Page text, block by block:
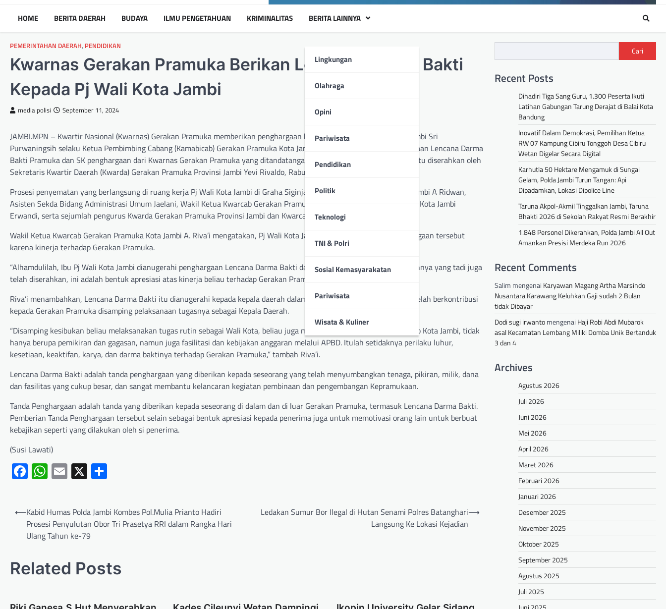
HOME BERITA DAERAH BUDAYA ILMU PENGETAHUAN KRIMINALITAS BERITA LAINNYA
Lingkungan
Olahraga
Opini
Pariwisata
Pendidikan
Politik
Teknologi
TNI & Polri
Sosial Kemasyarakatan
Pariwisata
Wisata & Kuliner
PEMERINTAHAN DAERAH, PENDIDIKAN
Kwarnas Gerakan Pramuka Berikan Lencana Darma Bakti
Kepada Pj Wali Kota Jambi
media polisi September 11, 2024
JAMBI.MPN – Kwartir Nasional (Kwarnas) Gerakan Pramuka memberikan penghargaan kepada Penjabat (Pj) Wali Kota Jambi Sri
Purwaningsih selaku Ketua Pembimbing Cabang (Kamabicab) Gerakan Pramuka Kota Jambi. Penyematan tanda penghargaan Lencana Darma
Bakti Pramuka dan SK penghargaan dari Kwarnas Gerakan Pramuka yang ditandatangani oleh Ka Kwarnas Budi Waseso itu diserahkan oleh
Sekretaris Kwartir Daerah (Kwarda) Gerakan Pramuka Provinsi Jambi Yevi Rivaldo, Rabu (11/09/2024).
Prosesi penyematan yang berlangsung di ruang kerja Pj Wali Kota Jambi di Graha Siginjai itu, turut dihadiri Sekda Kota Jambi A Ridwan,
Asisten Sekda Bidang Administrasi Umum Jaelani, Wakil Ketua Kwarcab Gerakan Pramuka Kota Jambi A. Riva’i, Kadispora Kota Jambi
Erwandi, serta sejumlah pengurus Kwarda Gerakan Pramuka Provinsi Jambi dan Kwarcab Gerakan Pramuka Kota Jambi.
Wakil Ketua Kwarcab Gerakan Pramuka Kota Jambi A. Riva’i mengatakan, Pj Wali Kota Jambi layak mendapatkan penghargaan tersebut
karena kinerja terhadap Gerakan Pramuka.
“Alhamdulilah, Ibu Pj Wali Kota Jambi dianugerahi penghargaan Lencana Darma Bakti dari Kwarnas, berikut SK penetapannya yang tadi juga
telah diserahkan, ini adalah bentuk apresiasi atas kinerja beliau terhadap Gerakan Pramuka,” ujar Riva’i.
Riva’i menambahkan, Lencana Darma Bakti itu dianugerahi kepada kepala daerah dalam hal ini Pj Wali Kota Jambi yang telah berkontribusi
kepada Gerakan Pramuka disamping pelaksanaan tugasnya sebagai Kepala Daerah.
“Disamping kesibukan beliau melaksanakan tugas rutin sebagai Wali Kota, beliau juga menyempatkan memimpin Mabicab Kota Jambi, tidak
hanya berupa pemikiran dan gagasan, namun juga fasilitasi dan kebijakan anggaran melalui APBD. Itulah setidaknya perilaku luhur,
kesetiaan, keaktifan, karya, dan darma baktinya terhadap Gerakan Pramuka,” tambah Riva’i.
Lencana Darma Bakti adalah tanda penghargaan yang diberikan kepada seseorang yang telah menyumbangkan tenaga, pikiran, milik, dana
dan fasilitas yang cukup besar, dan sangat membantu kelancaran kegiatan pembinaan dan pengembangan Kepramukaan.
Tanda Penghargaan adalah tanda yang diberikan kepada seseorang di dalam dan di luar Gerakan Pramuka, termasuk Lencana Darma Bakti.
Pemberian Tanda Penghargaan tersebut selain sebagai bentuk apresiasi kepada penerima juga untuk memotivasi orang lain untuk berbuat
kebajikan seperti yang dilakukan oleh si penerima.
(Susi Lawati)
Facebook
WhatsApp
Email
X
⟵Kabid Humas Polda Jambi Kombes Pol.Mulia Prianto Hadiri
Prosesi Penyulutan Obor Tri Prasetya RRI dalam Rangka Hari
Ulang Tahun ke-79
Ledakan Sumur Bor Ilegal di Hutan Senami Polres Batanghari
Langsung Ke Lokasi Kejadian
⟶
Related Posts
Cari
Recent Posts
Dihadiri Tiga Sang Guru, 1.300 Peserta Ikuti
Latihan Gabungan Tarung Derajat di Balai Kota
Bandung
Inovatif Dalam Demokrasi, Pemilihan Ketua
RW 07 Kampung Cibiru Tonggoh Desa Cibiru
Wetan Digelar Secara Digital
Karhutla 50 Hektare Mengamuk di Sungai
Gelam, Polda Jambi Turun Tangan: Api
Dipadamkan, Lokasi Dipolice Line
Taruna Akpol-Akmil Tinggalkan Jambi, Taruna
Bhakti 2026 di Sekolah Rakyat Resmi Berakhir
1.848 Personel Dikerahkan, Polda Jambi All Out
Amankan Presisi Merdeka Run 2026
Recent Comments
Salim mengenai Karyawan Magang Artha Marsindo
Nusantara Karawang Keluhkan Gaji sudah 2 Bulan
tidak Dibayar
Dodi sugi irwantomengenai Haji Robi Abdi Mubarok
asal Kecamatan Lembang Miliki Domba Unik Bertanduk
3 dan 4
Archives
Agustus 2026
Juli 2026
Juni 2026
Mei 2026
April 2026
Maret 2026
Februari 2026
Januari 2026
Desember 2025
November 2025
Oktober 2025
September 2025
Agustus 2025
Juli 2025